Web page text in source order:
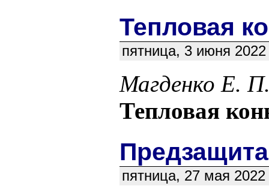
Тепловая
пятница, 3 июня
Магденко Е.
Тепловая
пятница, 27 мая